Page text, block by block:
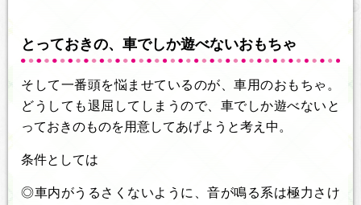
とっておきの、車でしか遊べないおもちゃ
そして一番頭を悩ませているのが、車用のおもちゃ。
どうしても退屈してしまうので、車でしか遊べないと
っておきのものを用意してあげようと考え中。
条件としては
◎車内がうるさくないように、音が鳴る系は極力さけ